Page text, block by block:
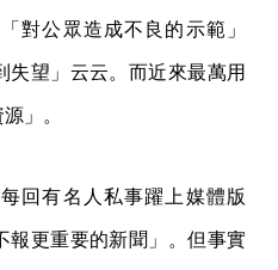
對公眾造成不良的示範」
失望」云云。而近來最萬用
」。
回有名人私事躍上媒體版
報更重要的新聞」。但事實